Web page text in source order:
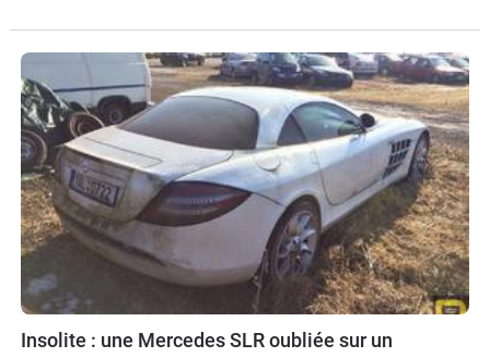
Insolite : une Mercedes SLR oubliée sur un